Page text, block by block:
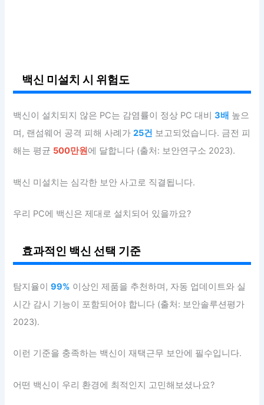
백신 미설치 시 위험도
백신이 설치되지 않은 PC는 감염률이 정상 PC 대비3배 높으
며, 랜섬웨어 공격 피해 사례가25건 보고되었습니다. 금전 피
해는 평균 500만원에 달합니다 (출처: 보안연구소 2023).
백신 미설치는 심각한 보안 사고로 직결됩니다.
우리 PC에 백신은 제대로 설치되어 있을까요?
효과적인 백신 선택 기준
탐지율이99% 이상인 제품을 추천하며, 자동 업데이트와 실
시간 감시 기능이 포함되어야 합니다 (출처: 보안솔루션평가
2023).
이런 기준을 충족하는 백신이 재택근무 보안에 필수입니다.
어떤 백신이 우리 환경에 최적인지 고민해보셨나요?